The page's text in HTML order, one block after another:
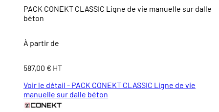
PACK CONEKT CLASSIC Ligne de vie manuelle sur dalle
béton
À partir de
587,00 € HT
Voir le détail - PACK CONEKT CLASSIC Ligne de vie
manuelle sur dalle béton